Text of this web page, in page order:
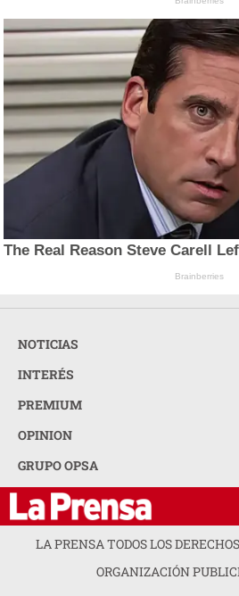
The Real Reason Steve Carell
Brainberries
NOTICIAS
INTERÉS
PREMIUM
OPINION
GRUPO OPSA
LA PRENSA TODOS LOS
ORGANIZACIÓN